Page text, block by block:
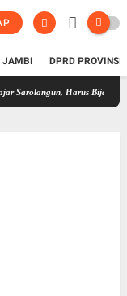
JAMBI DPRD
Harus Bijak Bermedia